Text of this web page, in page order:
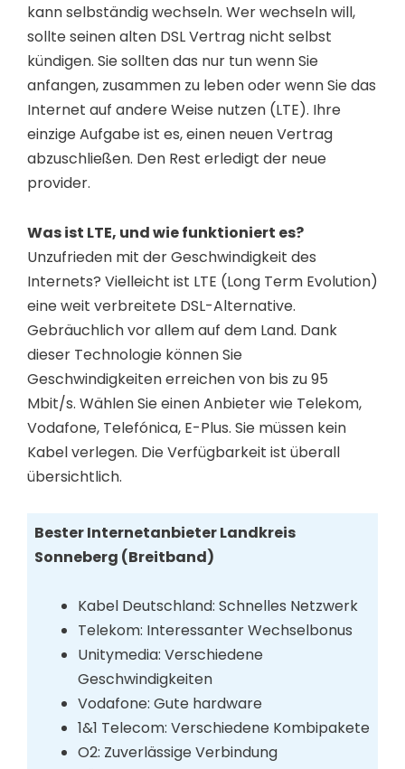
kann selbständig wechseln. Wer wechseln will,
sollte seinen alten DSL Vertrag nicht selbst
kündigen. Sie sollten das nur tun wenn Sie
anfangen, zusammen zu leben oder wenn Sie das
Internet auf andere Weise nutzen (LTE). Ihre
einzige Aufgabe ist es, einen neuen Vertrag
abzuschließen. Den Rest erledigt der neue
provider.
Was ist LTE, und wie funktioniert es?
Unzufrieden mit der Geschwindigkeit des
Internets? Vielleicht ist LTE (Long Term Evolution)
eine weit verbreitete DSL-Alternative.
Gebräuchlich vor allem auf dem Land. Dank
dieser Technologie können Sie
Geschwindigkeiten erreichen von bis zu 95
Mbit/s. Wählen Sie einen Anbieter wie Telekom,
Vodafone, Telefónica, E-Plus. Sie müssen kein
Kabel verlegen. Die Verfügbarkeit ist überall
übersichtlich.
Bester Internetanbieter Landkreis
Sonneberg (Breitband)
Kabel Deutschland: Schnelles Netzwerk
Telekom: Interessanter Wechselbonus
Unitymedia: Verschiedene
Geschwindigkeiten
Vodafone: Gute hardware
1&1 Telecom: Verschiedene Kombipakete
O2: Zuverlässige Verbindung